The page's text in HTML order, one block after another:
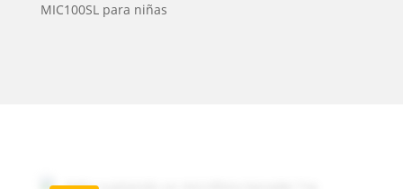
MIC100SL para niñas